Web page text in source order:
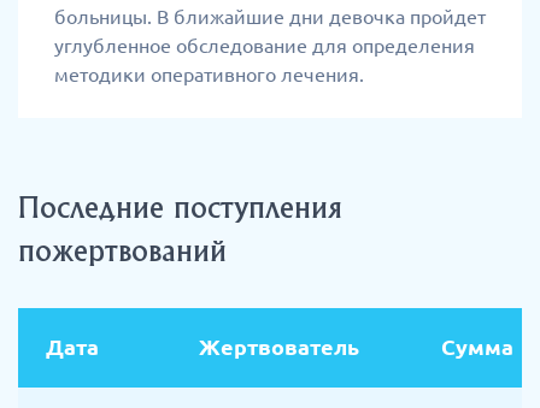
больницы. В ближайшие дни девочка пройдет
углубленное обследование для определения
методики оперативного лечения.
Последние поступления
пожертвований
Дата Жертвователь Сумма